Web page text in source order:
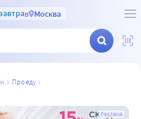
в Москва
про еду
Реклама